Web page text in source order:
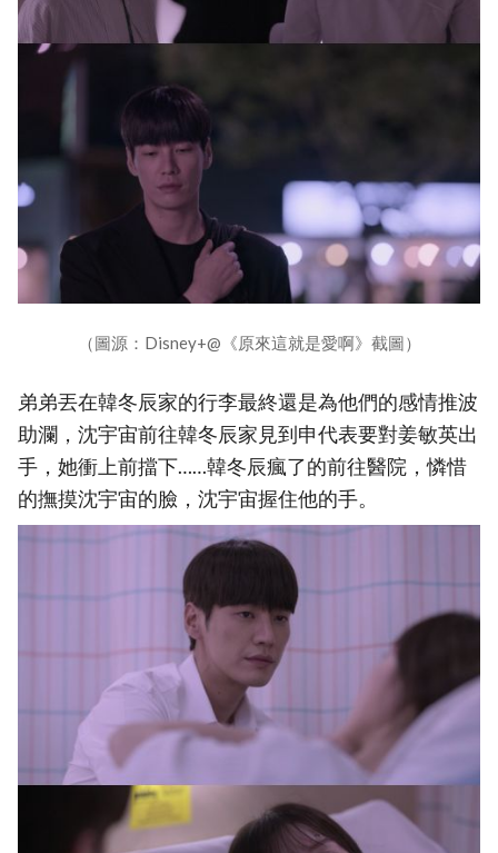
（圖源：Disney+@《原來這就是愛啊》截圖）
弟弟丟在韓冬辰家的行李最終還是為他們的感情推波
助瀾，沈宇宙前往韓冬辰家見到申代表要對姜敏英出
手，她衝上前擋下……韓冬辰瘋了的前往醫院，憐惜
的撫摸沈宇宙的臉，沈宇宙握住他的手。